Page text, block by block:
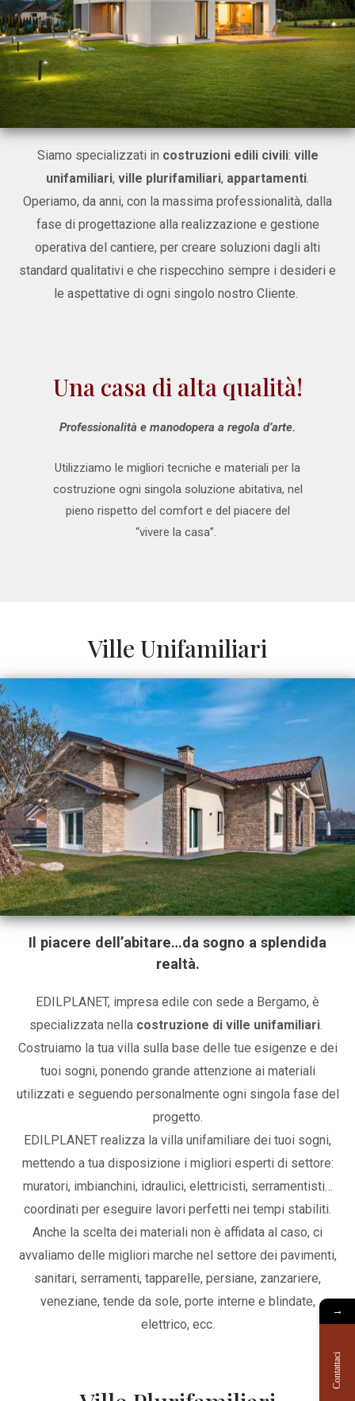
Siamo specializzati in costruzioni edili civili: ville
unifamiliari, ville plurifamiliari, appartamenti
Operiamo, da anni, con la massima professionalità, dalla
fase di progettazione alla realizzazione e gestione
operativa del cantiere, per creare soluzioni dagli alti
standard qualitativi e che rispecchino sempre i desideri e
le aspettative di ogni singolo nostro Cliente.
Una casa di alta qualità!
Professionalità e manodopera a regola d’arte.
Utilizziamo le migliori tecniche e materiali per la
costruzione ogni singola soluzione abitativa, nel
pieno rispetto del comfort e del piacere del
“vivere la casa”.
Ville Unifamiliari
Il piacere dell’abitare…da sogno a splendida
realtà.
EDILPLANET, impresa edile con sede a Bergamo, è
specializzata nella costruzione di ville unifamiliari.
Costruiamo la tua villa sulla base delle tue esigenze e dei
tuoi sogni, ponendo grande attenzione ai materiali
utilizzati e seguendo personalmente ogni singola fase del
progetto.
EDILPLANET realizza la villa unifamiliare dei tuoi sogni,
mettendo a tua disposizione i migliori esperti di settore:
muratori, imbianchini, idraulici, elettricisti, serramentisti…
coordinati per eseguire lavori perfetti nei tempi stabiliti.
Anche la scelta dei materiali non è affidata al caso, ci
avvaliamo delle migliori marche nel settore dei pavimenti,
sanitari, serramenti, tapparelle, persiane, zanzariere,
veneziane, tende da sole, porte interne e blindate,
elettrico, ecc.
→
Contattaci